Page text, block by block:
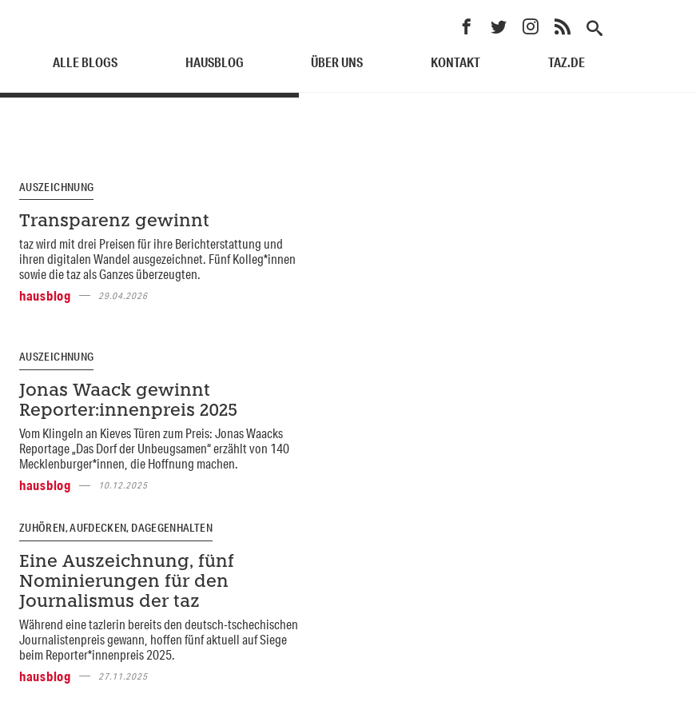
ALLE BLOGS HAUSBLOG ÜBER UNS KONTAKT TAZ.DE
AUSZEICHNUNG
Transparenz gewinnt
taz wird mit drei Preisen für ihre Berichterstattung und
ihren digitalen Wandel ausgezeichnet. Fünf Kolleg*innen
sowie die taz als Ganzes überzeugten.
hausblog
29.04.2026
AUSZEICHNUNG
Jonas Waack gewinnt
Reporter:innenpreis 2025
Vom Klingeln an Kieves Türen zum Preis: Jonas Waacks
Reportage „Das Dorf der Unbeugsamen“ erzählt von 140
Mecklenburger*innen, die Hoffnung machen.
hausblog
10.12.2025
ZUHÖREN, AUFDECKEN, DAGEGENHALTEN
Eine Auszeichnung, fünf
Nominierungen für den
Journalismus der taz
Während eine tazlerin bereits den deutsch-tschechischen
Journalistenpreis gewann, hoffen fünf aktuell auf Siege
beim Reporter*innenpreis 2025.
hausblog
27.11.2025